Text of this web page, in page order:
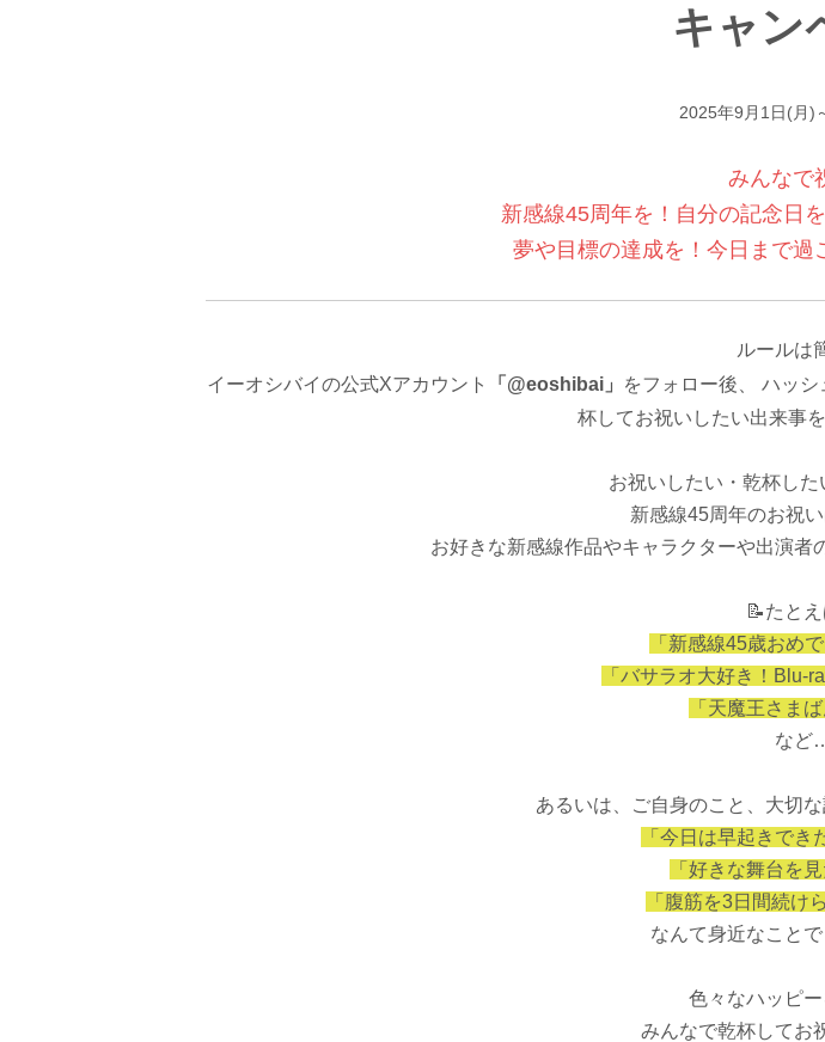
キャン
2025年9月1日(月)
みんなで
新感線45周年を！自分の記念日を
夢や目標の達成を！ 今日まで過
ルールは
イーオシバイの公式Xアカウント
「@eoshibai」 をフォロー後、 ハッシ
杯してお祝いしたい出来事
お祝いしたい・乾杯した
新感線45周年のお祝
お好きな新感線作品やキャラクターや出演者
📝たと
「新感線45歳おめ
「バサラオ大好き！Blu-
「天魔王さま
など
あるいは、ご自身のこと、大切
「今日は早起きでき
「好きな舞台を
「腹筋を3日間続け
なんて身近なことで
色々なハッピー
みんなで乾杯してお